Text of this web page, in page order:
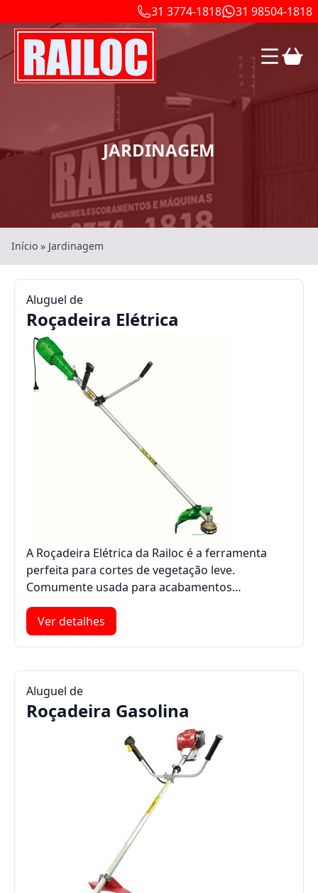
31 3774-1818 31 98504-1818
JARDINAGEM
Início » Jardinagem
Aluguel de
Roçadeira Elétrica
A Roçadeira Elétrica da Railoc é a ferramenta
perfeita para cortes de vegetação leve.
Comumente usada para acabamentos…
Ver detalhes
Aluguel de
Roçadeira Gasolina